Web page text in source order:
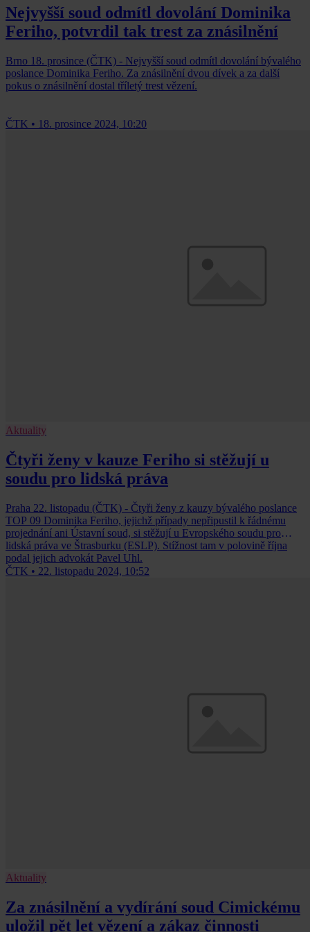
Nejvyšší soud odmítl dovolání Dominika
Feriho, potvrdil tak trest za znásilnění
Brno 18. prosince (ČTK) - Nejvyšší soud odmítl dovolání bývalého
poslance Dominika Feriho. Za znásilnění dvou dívek a za další
pokus o znásilnění dostal tříletý trest vězení.
ČTK • 18. prosince 2024, 10:20
Aktuality
Čtyři ženy v kauze Feriho si stěžují u
soudu pro lidská práva
Praha 22. listopadu (ČTK) - Čtyři ženy z kauzy bývalého poslance
TOP 09 Dominika Feriho, jejichž případy nepřipustil k řádnému
projednání ani Ústavní soud, si stěžují u Evropského soudu pro
lidská práva ve Štrasburku (ESLP). Stížnost tam v polovině října
podal jejich advokát Pavel Uhl.
ČTK • 22. listopadu 2024, 10:52
Aktuality
Za znásilnění a vydírání soud Cimickému
uložil pět let vězení a zákaz činnosti